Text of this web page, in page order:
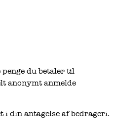
du betaler til
anonymt anmelde
i din antagelse af bedrageri.